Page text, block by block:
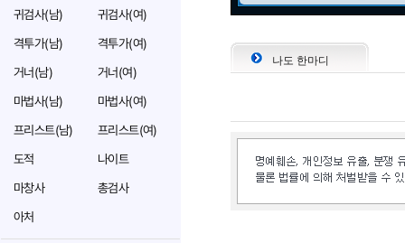
귀검사(남)
귀검사(여)
격투가(남)
격투가(여)
거너(남)
거너(여)
마법사(남)
마법사(여)
프리스트(남)
프리스트(여)
도적
나이트
마창사
총검사
아처
나도 한마디